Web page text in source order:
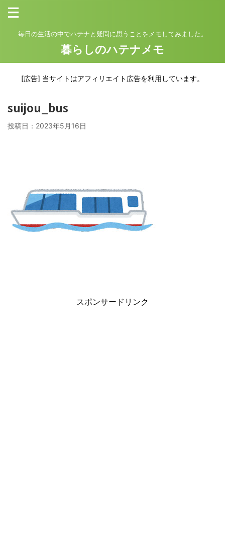
毎日の生活の中でハテナと疑問に思うことをメモしてみました。
暮らしのハテナメモ
[広告] 当サイトはアフィリエイト広告を利用しています。
suijou_bus
投稿日： 2023年5月16日
スポンサードリンク